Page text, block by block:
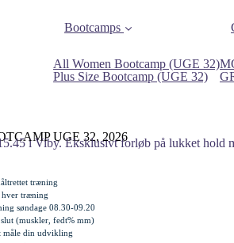
Bootcamps
All Women Bootcamp (UGE 32)
Plus Size Bootcamp (UGE 32)
UGE 32, 2026
i Viby. Eksklusivt forløb på lukket hold
træning
hver træning
søndage 08.30-09.20
(muskler, fedt% mm)
måle din udvikling